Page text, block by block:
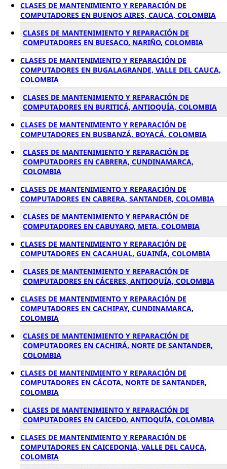
CLASES DE MANTENIMIENTO Y REPARACIÓN DE
COMPUTADORES EN BUENOS AIRES, CAUCA, COLOMBIA
CLASES DE MANTENIMIENTO Y REPARACIÓN DE
COMPUTADORES EN BUESACO, NARIÑO, COLOMBIA
CLASES DE MANTENIMIENTO Y REPARACIÓN DE
COMPUTADORES EN BUGALAGRANDE, VALLE DEL CAUCA,
COLOMBIA
CLASES DE MANTENIMIENTO Y REPARACIÓN DE
COMPUTADORES EN BURITICÁ, ANTIOQUÍA, COLOMBIA
CLASES DE MANTENIMIENTO Y REPARACIÓN DE
COMPUTADORES EN BUSBANZÁ, BOYACÁ, COLOMBIA
CLASES DE MANTENIMIENTO Y REPARACIÓN DE
COMPUTADORES EN CABRERA, CUNDINAMARCA,
COLOMBIA
CLASES DE MANTENIMIENTO Y REPARACIÓN DE
COMPUTADORES EN CABRERA, SANTANDER, COLOMBIA
CLASES DE MANTENIMIENTO Y REPARACIÓN DE
COMPUTADORES EN CABUYARO, META, COLOMBIA
CLASES DE MANTENIMIENTO Y REPARACIÓN DE
COMPUTADORES EN CACAHUAL, GUAINÍA, COLOMBIA
CLASES DE MANTENIMIENTO Y REPARACIÓN DE
COMPUTADORES EN CÁCERES, ANTIOQUÍA, COLOMBIA
CLASES DE MANTENIMIENTO Y REPARACIÓN DE
COMPUTADORES EN CACHIPAY, CUNDINAMARCA,
COLOMBIA
CLASES DE MANTENIMIENTO Y REPARACIÓN DE
COMPUTADORES EN CACHIRÁ, NORTE DE SANTANDER,
COLOMBIA
CLASES DE MANTENIMIENTO Y REPARACIÓN DE
COMPUTADORES EN CÁCOTA, NORTE DE SANTANDER,
COLOMBIA
CLASES DE MANTENIMIENTO Y REPARACIÓN DE
COMPUTADORES EN CAICEDO, ANTIOQUÍA, COLOMBIA
CLASES DE MANTENIMIENTO Y REPARACIÓN DE
COMPUTADORES EN CAICEDONIA, VALLE DEL CAUCA,
COLOMBIA